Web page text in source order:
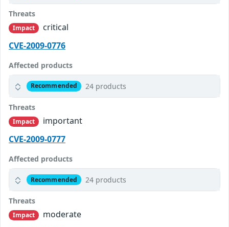
Threats
Impact
critical
CVE-2009-0776
Affected products
Recommended 24 products
Threats
Impact
important
CVE-2009-0777
Affected products
Recommended 24 products
Threats
Impact
moderate